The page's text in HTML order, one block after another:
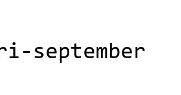
september